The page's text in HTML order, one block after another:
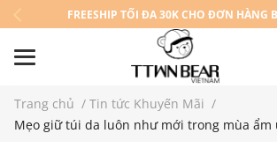
FREESHIP TỐI ĐA 30K CHO ĐƠN HÀNG
Trang chủ / Tin tức Khuyến Mãi /
Mẹo giữ túi da luôn như mới trong mùa ẩm